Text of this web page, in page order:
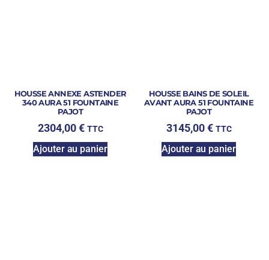
HOUSSE ANNEXE ASTENDER
340 AURA 51 FOUNTAINE
PAJOT
2304,00€ TTC
Ajouter au panier
HOUSSE BAINS DE SOLEIL
AVANT AURA 51 FOUNTAINE
PAJOT
3145,00€ TTC
Ajouter au panier